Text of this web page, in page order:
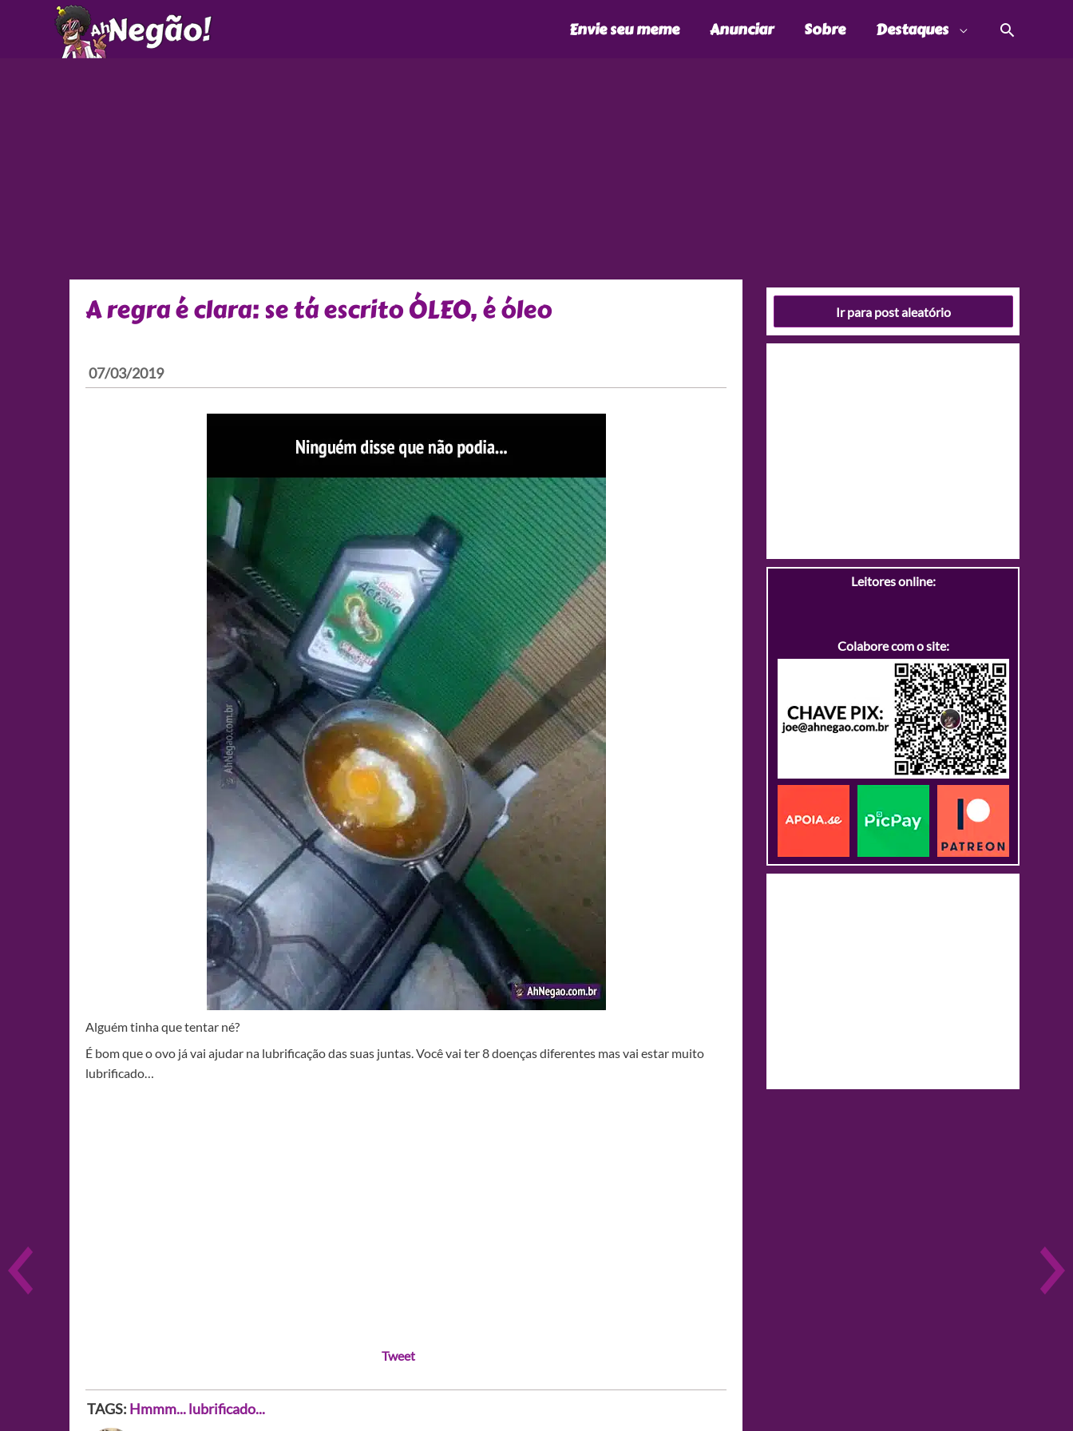
Envie seu meme Anunciar Sobre Destaques
A regra é clara: se tá escrito ÓLEO, é óleo
07/03/2019
Alguém tinha que tentar né?
É bom que o ovo já vai ajudar na lubrificação das suas juntas. Você vai ter 8 doenças diferentes mas vai estar muito
lubrificado…
Tweet
TAGS: Hmmm... lubrificado...
Ir para post aleatório
Leitores online:
Colabore com o site: